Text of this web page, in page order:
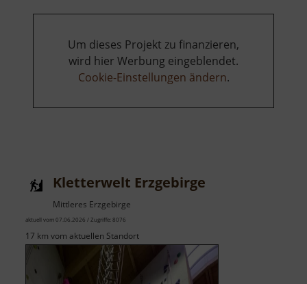
Um dieses Projekt zu finanzieren,
wird hier Werbung eingeblendet.
Cookie-Einstellungen ändern.
Kletterwelt Erzgebirge
Mittleres Erzgebirge
aktuell vom 07.06.2026 / Zugriffe: 8076
17 km vom aktuellen Standort